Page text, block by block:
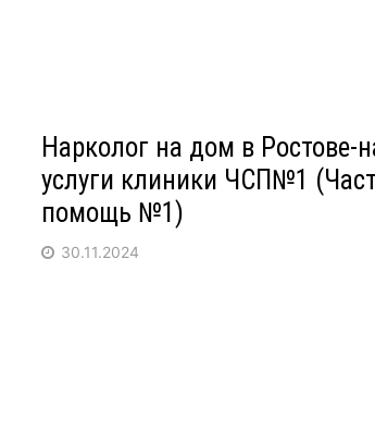
Нарколог на дом в Ростове-
услуги клиники ЧСП№1
помощь №1)
30.11.2024